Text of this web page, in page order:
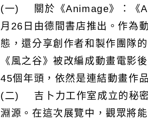
(一) 關於《Animage》：《
月26日由德間書店推出。作為
態，還分享創作者和製作團隊
《風之谷》被改編成動畫電影
45個年頭，依然是連結動畫作
(二) 吉卜力工作室成立的秘密
淵源。在這次展覽中，觀眾